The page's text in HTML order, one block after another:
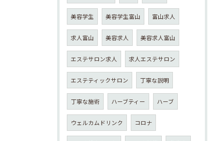
美容学生 美容学生富山 富山求人
求人富山 美容求人 美容求人富山
エステサロン求人 求人エステサロン
エステティックサロン 丁寧な説明
丁寧な施術 ハーブティー ハーブ
ウェルカムドリンク コロナ